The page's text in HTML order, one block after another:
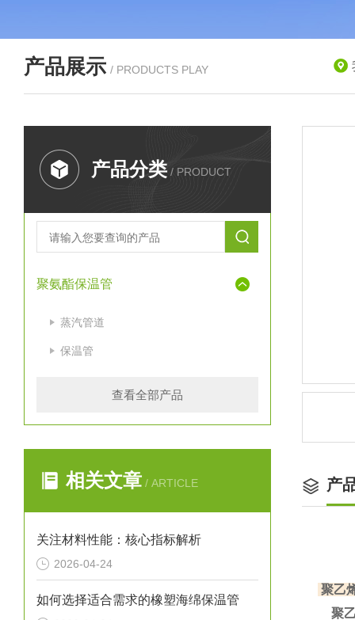
产品展示 / PRODUCTS PLAY
产品分类 / PRODUCT
聚氨酯保温管
蒸汽管道
保温管
查看全部产品
相关文章 / ARTICLE
关注材料性能：核心指标解析
2026-04-24
如何选择适合需求的橡塑海绵保温管
产
聚乙
聚乙